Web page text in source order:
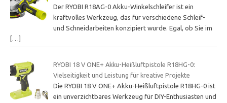
Der RYOBI R18AG-0 Akku-Winkelschleifer ist ein
kraftvolles Werkzeug, das für verschiedene Schleif-
und Schneidarbeiten konzipiert wurde. Egal, ob Sie im
[…]
RYOBI 18 V ONE+ Akku-Heißluftpistole R18HG-0:
Vielseitigkeit und Leistung für kreative Projekte
Die RYOBI 18 V ONE+ Akku-Heißluftpistole R18HG-0 ist
ein unverzichtbares Werkzeug für DIY-Enthusiasten und